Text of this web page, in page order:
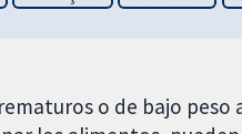
o de bajo